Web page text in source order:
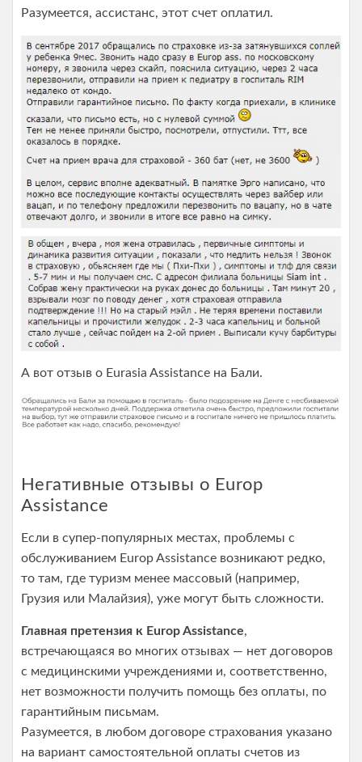
Разумеется, ассистанс, этот счет оплатил.
А вот отзыв о Eurasia Assistance на Бали.
Негативные отзывы о Europ
Assistance
Если в супер-популярных местах, проблемы с
обслуживанием Europ Assistance возникают редко,
то там, где туризм менее массовый (например,
Грузия или Малайзия), уже могут быть сложности.
Главная претензия к Europ Assistance,
встречающаяся во многих отзывах — нет договоров
с медицинскими учреждениями и, соответственно,
нет возможности получить помощь без оплаты, по
гарантийным письмам.
Разумеется, в любом договоре страхования указано
на вариант самостоятельной оплаты счетов из